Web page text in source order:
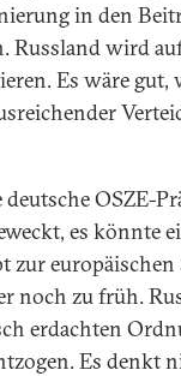
in den
Russland wird
Es wäre gut,
OSZE-
es könnte
zur
noch zu früh.
erdachten
Es denkt